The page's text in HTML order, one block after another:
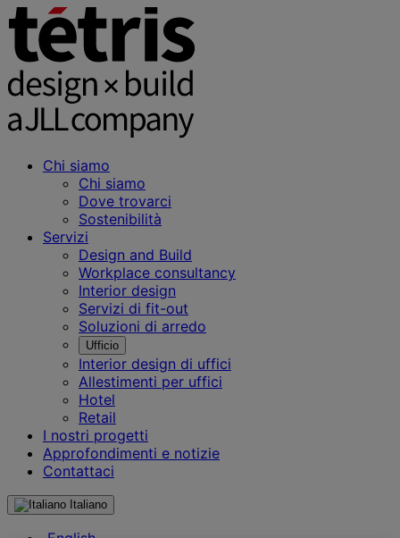
Chi siamo
Chi siamo
Dove trovarci
Sostenibilità
Servizi
Design and Build
Workplace consultancy
Interior design
Servizi di fit-out
Soluzioni di arredo
Ufficio
Interior design di uffici
Allestimenti per uffici
Hotel
Retail
I nostri progetti
Approfondimenti e notizie
Contattaci
Italiano